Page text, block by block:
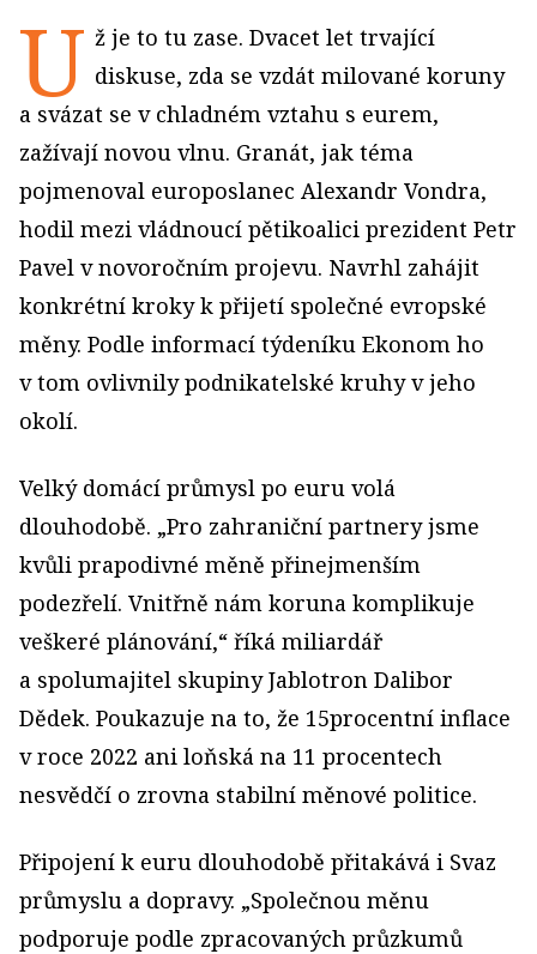
U ž je to tu zase. Dvacet let trvající
diskuse, zda se vzdát milované koruny
a svázat se v chladném vztahu s eurem,
zažívají novou vlnu. Granát, jak téma
pojmenoval europoslanec Alexandr Vondra,
hodil mezi vládnoucí pětikoalici prezident Petr
Pavel v novoročním projevu. Navrhl zahájit
konkrétní kroky k přijetí společné evropské
měny. Podle informací týdeníku Ekonom ho
v tom ovlivnily podnikatelské kruhy v jeho
okolí.
Velký domácí průmysl po euru volá
dlouhodobě. „Pro zahraniční partnery jsme
kvůli prapodivné měně přinejmenším
podezřelí. Vnitřně nám koruna komplikuje
veškeré plánování,“ říká miliardář
a spolumajitel skupiny Jablotron Dalibor
Dědek. Poukazuje na to, že 15procentní inflace
v roce 2022 ani loňská na 11 procentech
nesvědčí o zrovna stabilní měnové politice.
Připojení k euru dlouhodobě přitakává i Svaz
průmyslu a dopravy. „Společnou měnu
podporuje podle zpracovaných průzkumů